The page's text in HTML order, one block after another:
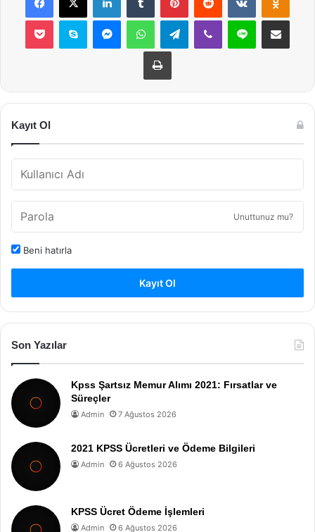
Pocket Skype MessengerWhatsAppTelegramViber Line E-Posta ile
Yazdır
Kayıt Ol
Unuttunuz mu?
Beni hatırla
Kayıt Ol
Son Yazılar
Kpss Şartsız Memur Alımı 2021: Fırsatlar ve
Süreçler
Admin 7 Ağustos 2026
2021 KPSS Ücretleri ve Ödeme Bilgileri
Admin 6 Ağustos 2026
KPSS Ücret Ödeme İşlemleri
Admin 6 Ağustos 2026